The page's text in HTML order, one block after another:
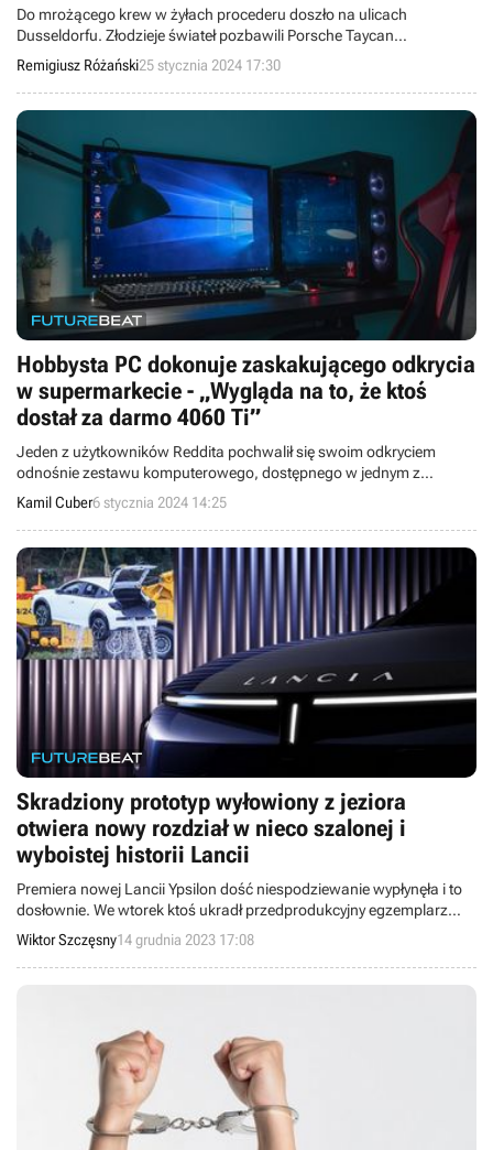
Do mrożącego krew w żyłach procederu doszło na ulicach
Dusseldorfu. Złodzieje świateł pozbawili Porsche Taycan
reflektorów. Nie mieli litości.
Remigiusz Różański25 stycznia 2024 17:30
Hobbysta PC dokonuje zaskakującego odkrycia
w supermarkecie - „Wygląda na to, że ktoś
dostał za darmo 4060 Ti”
Jeden z użytkowników Reddita pochwalił się swoim odkryciem
odnośnie zestawu komputerowego, dostępnego w jednym z
supermarketów z którego miała zostać wymontowana karta
graficzna.
Kamil Cuber6 stycznia 2024 14:25
Skradziony prototyp wyłowiony z jeziora
otwiera nowy rozdział w nieco szalonej i
wyboistej historii Lancii
Premiera nowej Lancii Ypsilon dość niespodziewanie wypłynęła i to
dosłownie. We wtorek ktoś ukradł przedprodukcyjny egzemplarz
nowego crossovera, a następnie... utopił go w zbiorniku wodnym.
Wiktor Szczęsny14 grudnia 2023 17:08